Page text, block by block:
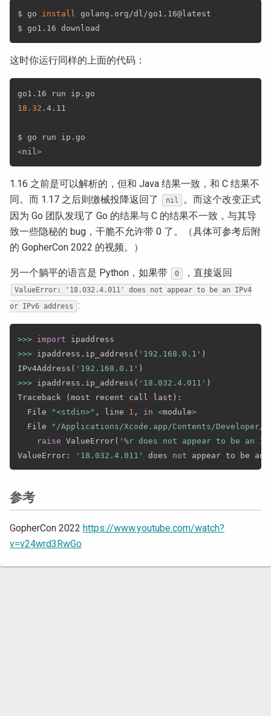
$ go install golang.org/dl/go1.16@latest
这时你运行同样的上面的代码：
18.32 .4.11
<nil >
1.16 之前是可以解析的，但和 Java 结果一致，和 C 结果不
同。而 1.17 之后则缴械投降返回了
nil
。而这个改变正式
因为 Go 团队发现了 Go 的结果与 C 的结果不一致，与其导
致一些隐秘的 bug，干脆不允许带 0 了。（具体可参考后附
的 GopherCon 2022 的视频。）
另一个躺平的语言是 Python，如果带 0 ，直接返回
ValueError: '18.032.4.011' does not appear to be an IPv4
or IPv6 address
:
>>> import
>>> ipaddress . ip_address ( '192.168.0.1' )
IPv4Address ( '192.168.0.1' )
>>> ipaddress . ip_address ( '18.032.4.011' )
Traceback
(most recent call last ) :
  File
"<stdin>" , line 1 , in <module>
  File
"/Applications/Xcode.app/Contents/
raise ValueError( '%r does not appear to be an
ValueError: '18.032.4.011' does not appear to be an
参考
GopherCon 2022 https://www.youtube.com/watch?
v=v24wrd3RwGo